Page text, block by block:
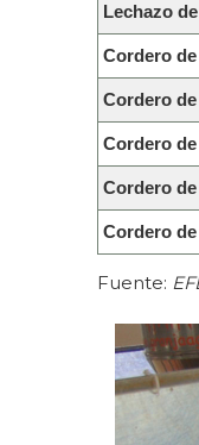
Lechazo
Cordero de
Cordero de
Cordero de
Cordero de
Cordero de
Fuente: